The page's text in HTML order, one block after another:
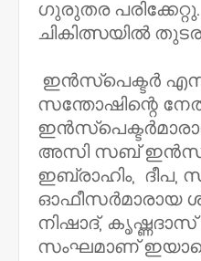
ഗുരുതര
ചികിത്സയിൽ
ഇൻസ്‌പെക്ടർ
സന്തോഷിന്റെ
അസി സബ്
ഇബ്രാഹിം, ദീപ,
ഓഫീസർമാരായ
നിഷാദ്,
സംഘമാണ്